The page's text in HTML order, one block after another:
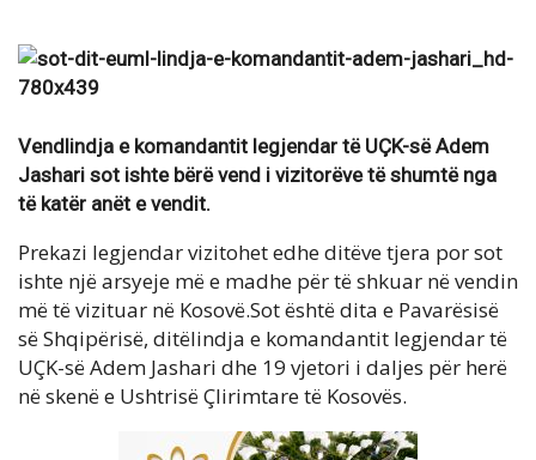
Vendlindja e komandantit legjendar të UÇK-së Adem
Jashari sot ishte bërë vend i vizitorëve të shumtë nga
të katër anët e vendit.
Prekazi legjendar vizitohet edhe ditëve tjera por sot
ishte një arsyeje më e madhe për të shkuar në vendin
më të vizituar në Kosovë.Sot është dita e Pavarësisë
së Shqipërisë, ditëlindja e komandantit legjendar të
UÇK-së Adem Jashari dhe 19 vjetori i daljes për herë
në skenë e Ushtrisë Çlirimtare të Kosovës.